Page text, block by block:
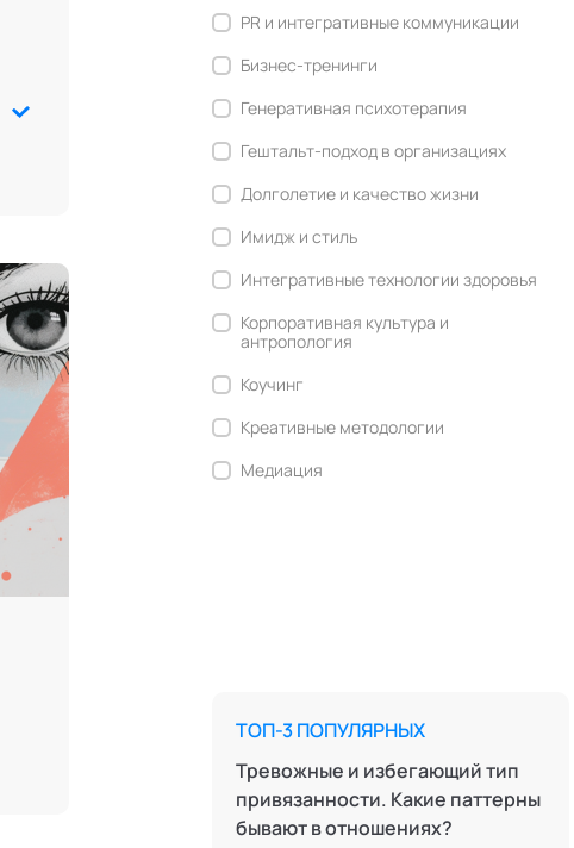
PR и интегративные коммуникации
Бизнес-тренинги
Генеративная психотерапия
Гештальт-подход в организациях
Долголетие и качество жизни
Имидж и стиль
Интегративные технологии здоровья
Корпоративная культура и
антропология
Коучинг
Креативные методологии
Медиация
Психодрама
Сексология
Системные продажи
ТОП-3 ПОПУЛЯРНЫХ
Тревожные и избегающий тип
привязанности. Какие паттерны
бывают в отношениях?